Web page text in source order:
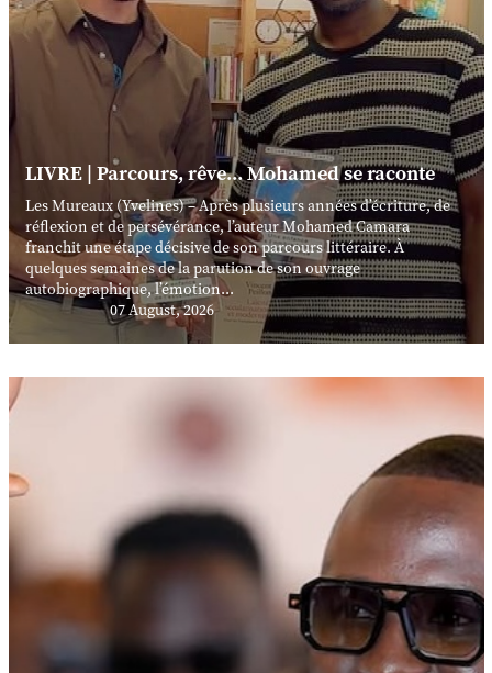
LIVRE | Parcours, rêve... Mohamed se raconte
Les Mureaux (Yvelines) – Après plusieurs années d’écriture, de
réflexion et de persévérance, l’auteur Mohamed Camara
franchit une étape décisive de son parcours littéraire. À
quelques semaines de la parution de son ouvrage
autobiographique, l’émotion...
07 August, 2026